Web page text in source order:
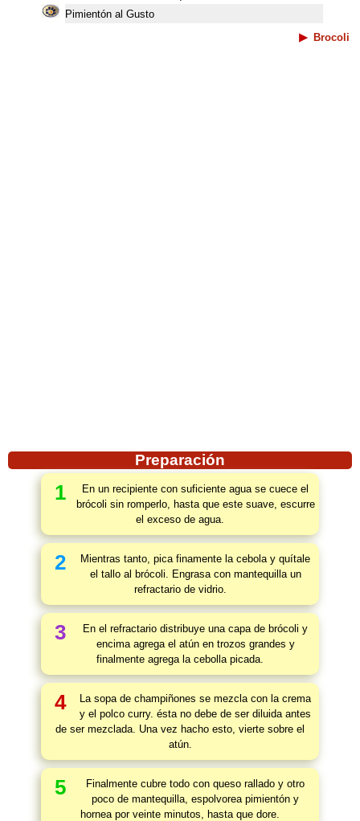
Pimientón al Gusto
Brocoli
Preparación
1
En un recipiente con suficiente agua se cuece el
brócoli sin romperlo, hasta que este suave, escurre
el exceso de agua.
2
Mientras tanto, pica finamente la cebola y quítale
el tallo al brócoli. Engrasa con mantequilla un
refractario de vidrio.
3
En el refractario distribuye una capa de brócoli y
encima agrega el atún en trozos grandes y
finalmente agrega la cebolla picada.
4
La sopa de champiñones se mezcla con la crema
y el polco curry. ésta no debe de ser diluida antes
de ser mezclada. Una vez hacho esto, vierte sobre el
atún.
5
Finalmente cubre todo con queso rallado y otro
poco de mantequilla, espolvorea pimientón y
hornea por veinte minutos, hasta que dore.